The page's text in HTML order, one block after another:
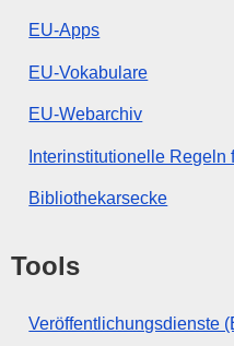
EU-Apps
EU-Vokabulare
EU-Webarchiv
Interinstitutionelle Regeln
Bibliothekarsecke
Tools
Veröffentlichungsdienste